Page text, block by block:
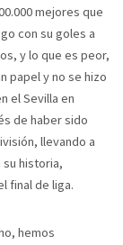
mejores que
con su goles a
y lo que es peor,
papel y no se hizo
el Sevilla en
de haber sido
llevando a
su historia,
final de liga.
hemos